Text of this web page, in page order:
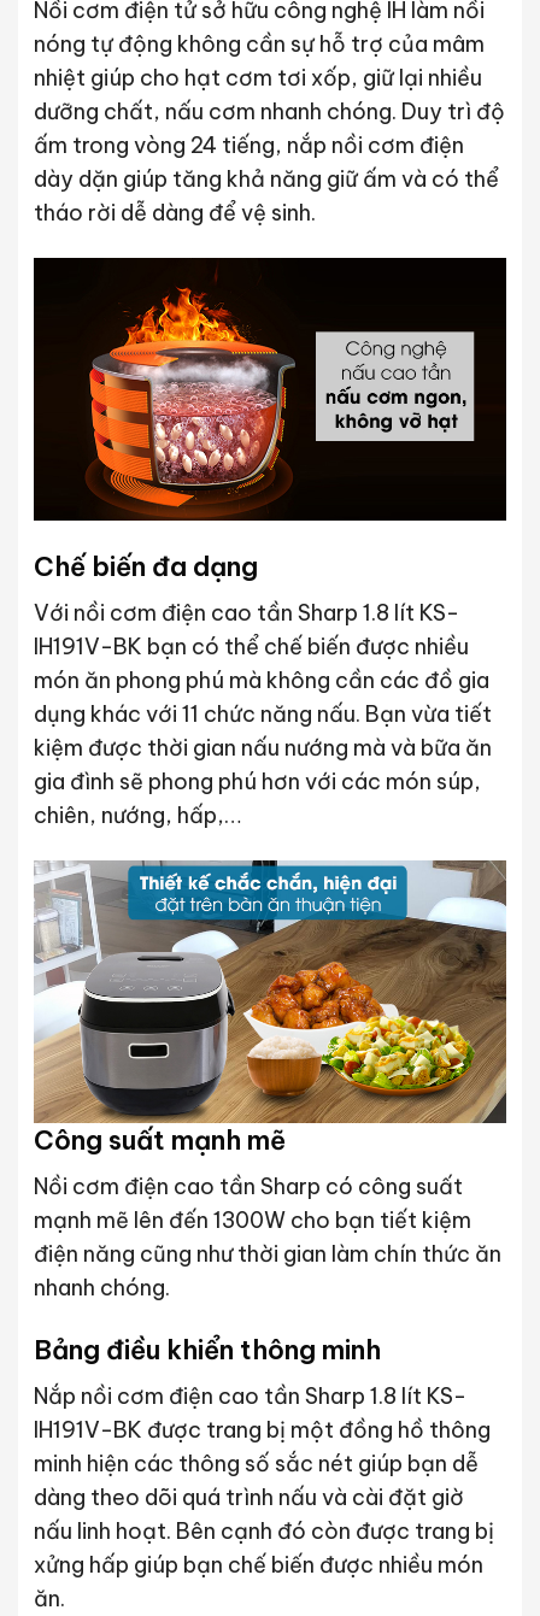
Nồi cơm điện tử sở hữu công nghệ IH làm nồi
nóng tự động không cần sự hỗ trợ của mâm
nhiệt giúp cho hạt cơm tơi xốp, giữ lại nhiều
dưỡng chất, nấu cơm nhanh chóng. Duy trì độ
ấm trong vòng 24 tiếng, nắp nồi cơm điện
dày dặn giúp tăng khả năng giữ ấm và có thể
tháo rời dễ dàng để vệ sinh.
Chế biến đa dạng
Với nồi cơm điện cao tần Sharp 1.8 lít KS-
IH191V-BK bạn có thể chế biến được nhiều
món ăn phong phú mà không cần các đồ gia
dụng khác với 11 chức năng nấu. Bạn vừa tiết
kiệm được thời gian nấu nướng mà và bữa ăn
gia đình sẽ phong phú hơn với các món súp,
chiên, nướng, hấp,…
Công suất mạnh mẽ
Nồi cơm điện cao tần Sharp có công suất
mạnh mẽ lên đến 1300W cho bạn tiết kiệm
điện năng cũng như thời gian làm chín thức ăn
nhanh chóng.
Bảng điều khiển thông minh
Nắp nồi cơm điện cao tần Sharp 1.8 lít KS-
IH191V-BK được trang bị một đồng hồ thông
minh hiện các thông số sắc nét giúp bạn dễ
dàng theo dõi quá trình nấu và cài đặt giờ
nấu linh hoạt. Bên cạnh đó còn được trang bị
xửng hấp giúp bạn chế biến được nhiều món
ăn.